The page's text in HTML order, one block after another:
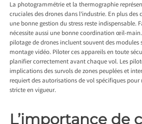
La photogrammétrie et la thermographie
cruciales des drones dans l’industrie. En plus
une bonne gestion du stress reste indispensable.
nécessite aussi une bonne coordination œil-
pilotage de drones incluent souvent des
montage vidéo. Piloter ces appareils en toute
planifier correctement avant chaque vol. Les
implications des survols de zones peuplées et
requiert des autorisations de vol spécifiques pour
stricte en vigueur.
L’importance de